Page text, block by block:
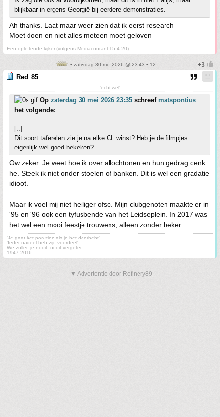
blijkbaar in ergens Georgië bij eerdere demonstraties.
Ah thanks. Laat maar weer zien dat ik eerst research
Moet doen en niet alles meteen moet geloven
Een oplettende kijker (volgens Mediacourant 15-4-20).
• zaterdag 30 mei 2026 @ 23:43 • 12
Red_85
'echt wel'
Op zaterdag 30 mei 2026 23:35 schreef matspontius
het volgende:
[..]
Dit soort taferelen zie je na elke CL winst? Heb je de filmpjes
eigenlijk wel goed bekeken?
Ow zeker. Je weet hoe ik over allochtonen en hun gedrag denk
he. Steek ik niet onder stoelen of banken. Dit is wel een gradatie
idioot.
Maar ik voel mij niet heiliger ofso. Mijn clubgenoten maakte er in
'95 en '96 ook een tyfusbende van het Leidseplein. In 2017 was
het wel een mooi feestje trouwens, alleen zonder beker.
'Je gaat het pas zien als je het doorhebt'
'Ieder nadeel heb zijn voordeel'
We zullen je nooit, nooit vergeten
1947-2016
▼ Advertentie door Refinery89